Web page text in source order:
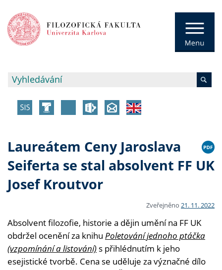
Laureátem Ceny Jaroslava
Seiferta se stal absolvent FF UK
Josef Kroutvor
Zveřejněno 21. 11. 2022
Absolvent filozofie, historie a dějin umění na FF UK
obdržel ocenění za knihu Poletování jednoho ptáčka
(vzpomínání a listování) s přihlédnutím k jeho
esejistické tvorbě. Cena se uděluje za význačné dílo